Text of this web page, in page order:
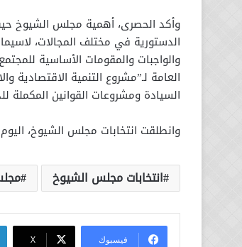
وأكد الحصرى، أهمية مجلس الشيوخ
الدستورية في مختلف المجالات،
والواجبات والمقومات الأساسية
العامة لـ”مشروع التنمية
السيادة ومشروعات القوانين المكملة
وانطلقت انتخابات مجلس الشيوخ،
انتخابات مجلس الشيوخ
فيسبوك ‫X